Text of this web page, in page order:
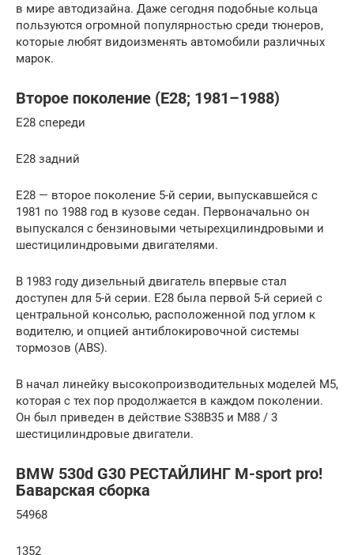
в мире автодизайна. Даже сегодня подобные кольца
пользуются огромной популярностью среди тюнеров,
которые любят видоизменять автомобили различных
марок.
Второе поколение (E28; 1981–1988)
E28 спереди
E28 задний
E28 — второе поколение 5-й серии, выпускавшейся с
1981 по 1988 год в кузове седан. Первоначально он
выпускался с бензиновыми четырехцилиндровыми и
шестицилиндровыми двигателями.
В 1983 году дизельный двигатель впервые стал
доступен для 5-й серии. E28 была первой 5-й серией с
центральной консолью, расположенной под углом к ​​
водителю, и опцией антиблокировочной системы
тормозов (ABS).
В начал линейку высокопроизводительных моделей M5,
которая с тех пор продолжается в каждом поколении.
Он был приведен в действие S38B35 и M88 / 3
шестицилиндровые двигатели.
BMW 530d G30 РЕСТАЙЛИНГ M-sport pro!
Баварская сборка
54968
1352